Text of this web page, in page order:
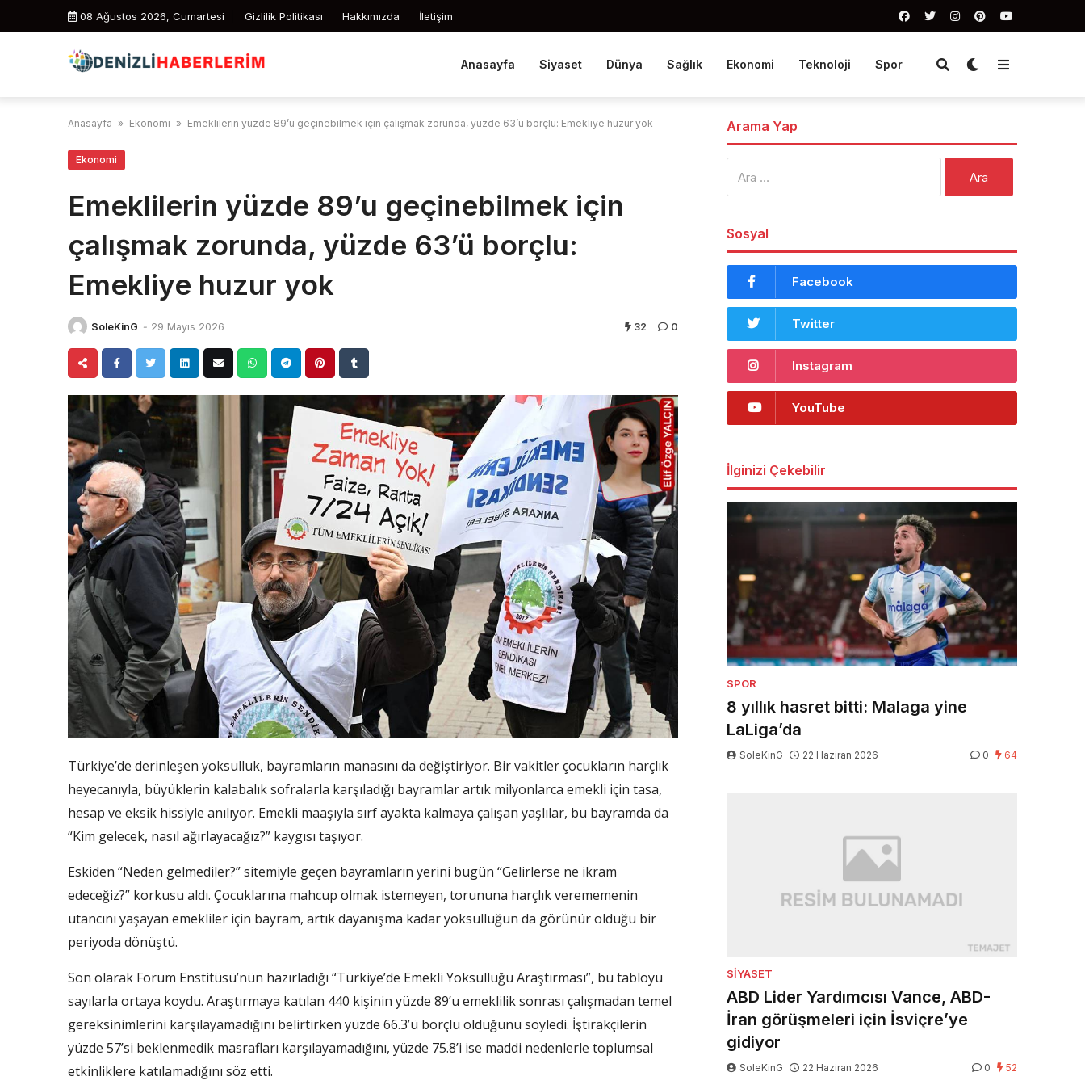
08 Ağustos 2026, Cumartesi Gizlilik Politikası Hakkımızda İletişim
Anasayfa Siyaset Dünya Sağlık Ekonomi Teknoloji Spor
Anasayfa » Ekonomi » Emeklilerin yüzde 89’u geçinebilmek için çalışmak zorunda, yüzde 63’ü borçlu: Emekliye huzur yok
Ekonomi
Emeklilerin yüzde 89’u geçinebilmek için
çalışmak zorunda, yüzde 63’ü borçlu:
Emekliye huzur yok
SoleKinG - 29 Mayıs 2026 32 0
Türkiye’de derinleşen yoksulluk, bayramların manasını da değiştiriyor. Bir vakitler çocukların harçlık
heyecanıyla, büyüklerin kalabalık sofralarla karşıladığı bayramlar artık milyonlarca emekli için tasa,
hesap ve eksik hissiyle anılıyor. Emekli maaşıyla sırf ayakta kalmaya çalışan yaşlılar, bu bayramda da
“Kim gelecek, nasıl ağırlayacağız?” kaygısı taşıyor.
Eskiden “Neden gelmediler?” sitemiyle geçen bayramların yerini bugün “Gelirlerse ne ikram
edeceğiz?” korkusu aldı. Çocuklarına mahcup olmak istemeyen, torununa harçlık verememenin
utancını yaşayan emekliler için bayram, artık dayanışma kadar yoksulluğun da görünür olduğu bir
periyoda dönüştü.
Son olarak Forum Enstitüsü’nün hazırladığı “Türkiye’de Emekli Yoksulluğu Araştırması”, bu tabloyu
sayılarla ortaya koydu. Araştırmaya katılan 440 kişinin yüzde 89’u emeklilik sonrası çalışmadan temel
gereksinimlerini karşılayamadığını belirtirken yüzde 66.3’ü borçlu olduğunu söyledi. İştirakçilerin
yüzde 57’si beklenmedik masrafları karşılayamadığını, yüzde 75.8’i ise maddi nedenlerle toplumsal
etkinliklere katılamadığını söz etti.
Arama Yap
Sosyal
Facebook
Twitter
Instagram
YouTube
İlginizi Çekebilir
SPOR
8 yıllık hasret bitti: Malaga yine
LaLiga’da
SoleKinG 22 Haziran 2026 0 64
SIYASET
ABD Lider Yardımcısı Vance, ABD-
İran görüşmeleri için İsviçre’ye
gidiyor
SoleKinG 22 Haziran 2026 0 52